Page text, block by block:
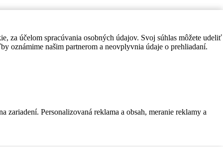
za účelom spracúvania osobných údajov. Svoj súhlas môžete udeliť
oznámime našim partnerom a neovplyvnia údaje o prehliadaní.
Personalizovaná reklama a obsah, meranie reklamy a